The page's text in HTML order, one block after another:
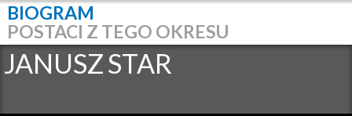
BIOGRAM
POSTACI Z TEGO OKRESU
JANUSZSTAR